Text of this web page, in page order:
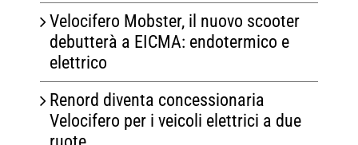
Velocifero Mobster, il nuovo scooter
debutterà a EICMA: endotermico e
elettrico
Renord diventa concessionaria
Velocifero per i veicoli elettrici a due